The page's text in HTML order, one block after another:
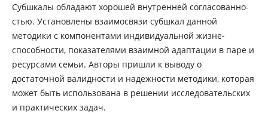
Субшкалы обладают хорошей внутренней согласованно-
стью. Установлены взаимосвязи субшкал данной
методики с компонентами индивидуальной жизне-
способности, показателями взаимной адаптации в паре и
ресурсами семьи. Авторы пришли к выводу о
достаточной валидности и надежности методики, которая
может быть использована в решении исследовательских
и практических задач.